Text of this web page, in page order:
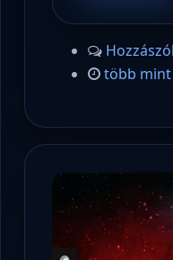
több mint